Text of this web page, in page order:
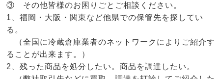
③ その他皆様のお困りごとご相談ください。
1、福岡・大阪・関東など他県での保管先を探してい
る。
（全国に冷蔵倉庫業者のネットワークによりご紹介す
ることが出来ます。）
2、残った商品を処分したい。商品を調達したい。